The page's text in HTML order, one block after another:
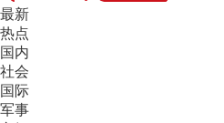
最新
热点
国内
社会
国际
军事